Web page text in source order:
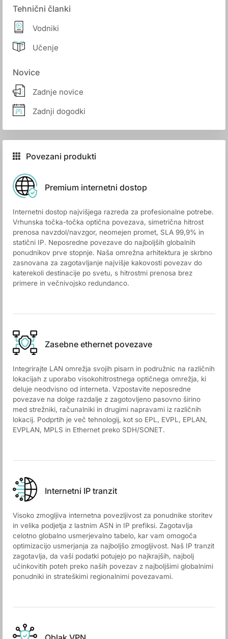
Tehnični članki
Vodniki
Učenje
Novice
Zadnje novice
Zadnji dogodki
Povezani produkti
Premium internetni dostop
Internetni dostop najvišjega razreda za profesionalne potrebe.
Vrhunska točka-točka optična povezava, simetrična hitrost
prenosa navzdol/navzgor, neomejen promet, SLA 99,9% in
statični IP. Neposredne povezave do najboljših globalnih
ponudnikov prve stopnje. Naša omrežna arhitektura je skrbno
zasnovana za zagotavljanje najvišje kakovosti povezav do
katerekoli destinacije po svetu, s hitrostmi prenosa brez
primere in večnivojsko redundanco.
Zasebne ethernet povezave
Integrirajte LAN omrežja svojih pisarn in podružnic na različnih
lokacijah z uporabo visokohitrostnega optičnega omrežja, ki
deluje neodvisno od interneta. Vzpostavite neposredne
povezave na dolge razdalje z zagotovljeno pasovno širino
med strežniki, računalniki in drugimi napravami iz različnih
lokacij. Podprtih je več tehnologij, kot so EPL, EVPL, EPLAN,
EVPLAN, MPLS in Ethernet preko SDH/SONET.
Internetni IP tranzit
Visoko zmogljiva internetna povezljivost za ponudnike storitev
in velika podjetja z lastnim ASN in IP prefiksi. Zagotavlja
celotno globalno usmerjevalno tabelo, kar vam omogoča
optimizacijo usmerjanja za najboljšo zmogljivost. Naš IP tranzit
zagotavlja, da vaši podatki potujejo po najkrajših, najbolj
učinkovitih poteh preko naših povezav z najboljšimi globalnimi
ponudniki in strateškimi regionalnimi povezavami.